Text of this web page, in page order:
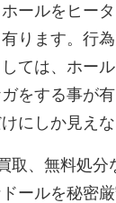
ールをヒー
ります。行
ては、ホー
をする事が
にしか見えな
取、無料処
ールを秘密